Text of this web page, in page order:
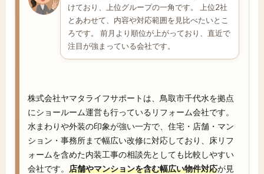
けており、上位グループの一角です。 上位2社
とあわせて、内容や対応範囲を見比べたいとこ
ろです。 前月より順位が上がっており、直近で
注目が強まっている会社です。
株式会社ヤマタライフサポートは、鳥取市千代水を拠点
にショールーム運営も行っているリフォーム会社です。
水まわりや外装の印象が強い一方で、住宅・店舗・マン
ション・事務所まで幅広い改修に対応しており、床リフ
ォームを含めた内装工事の相談先としても比較しやすい
会社です。 店舗やマンションを含む幅広い物件対応が見